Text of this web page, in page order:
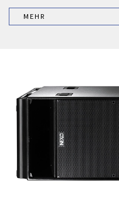
MEHR